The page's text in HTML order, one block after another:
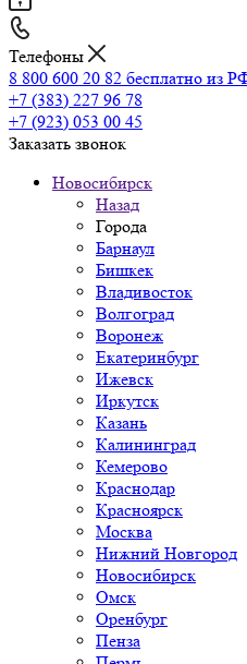
Телефоны
8 800 600 20 82 бесплатно из
+7 (383) 227 96 78
+7 (923) 053 00 45
Заказать звонок
Новосибирск
Назад
Города
Барнаул
Бишкек
Владивосток
Волгоград
Воронеж
Екатеринбург
Ижевск
Иркутск
Казань
Калининград
Кемерово
Краснодар
Красноярск
Москва
Нижний Новгород
Новосибирск
Омск
Оренбург
Пенза